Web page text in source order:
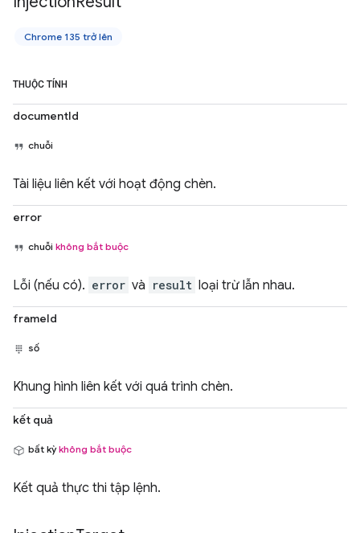
Chrome 135 trở lên
THUỘC TÍNH
documentId
chuỗi
Tài liệu liên kết với hoạt động chèn.
error
chuỗi không bắt buộc
Lỗi (nếu có). error và result loại trừ lẫn nhau.
frameId
số
Khung hình liên kết với quá trình chèn.
kết quả
bất kỳkhông bắt buộc
Kết quả thực thi tập lệnh.